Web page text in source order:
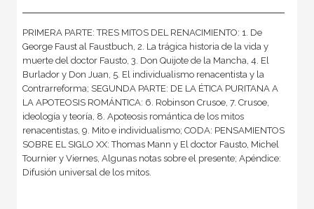
PRIMERA PARTE: TRES MITOS DEL RENACIMIENTO: 1. De
George Faust al Faustbuch, 2. La trágica historia de la vida y
muerte del doctor Fausto, 3. Don Quijote de la Mancha, 4. El
Burlador y Don Juan, 5. El individualismo renacentista y la
Contrarreforma; SEGUNDA PARTE: DE LA ÉTICA PURITANA A
LA APOTEOSIS ROMÁNTICA: 6. Robinson Crusoe, 7. Crusoe,
ideología y teoría, 8. Apoteosis romántica de los mitos
renacentistas, 9. Mito e individualismo; CODA: PENSAMIENTOS
SOBRE EL SIGLO XX: Thomas Mann y El doctor Fausto, Michel
Tournier y Viernes, Algunas notas sobre el presente; Apéndice:
Difusión universal de los mitos.